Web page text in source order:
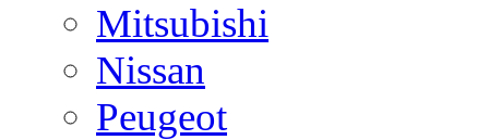
Mitsubishi
Nissan
Peugeot